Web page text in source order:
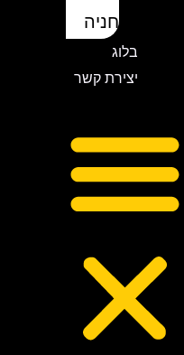
חניה
יצירת קשר